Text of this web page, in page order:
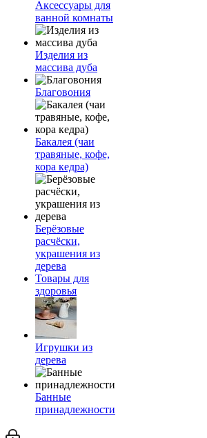
Аксессуары для
ванной комнаты
Изделия из
массива дуба
Благовония
Бакалея (чаи
травяные, кофе,
кора кедра)
Берёзовые
расчёски,
украшения из
дерева
Товары для
здоровья
Игрушки из
дерева
Банные
принадлежности